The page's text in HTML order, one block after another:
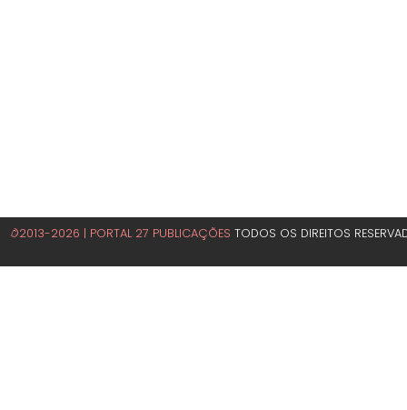
©2013-2026 | PORTAL 27 PUBLICAÇÕES TODOS OS DIREITOS